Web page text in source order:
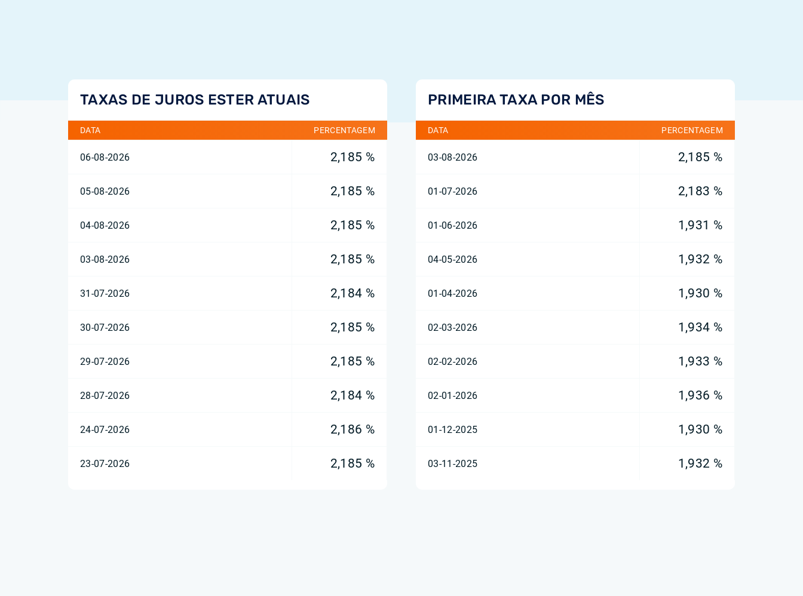
TAXAS DE JUROS ESTER ATUAIS
DATA PERCENTAGEM
06-08-2026 2,185 %
05-08-2026 2,185 %
04-08-2026 2,185 %
03-08-2026 2,185 %
31-07-2026 2,184 %
30-07-2026 2,185 %
29-07-2026 2,185 %
28-07-2026 2,184 %
24-07-2026 2,186 %
23-07-2026 2,185 %
PRIMEIRA TAXA POR MÊS
DATA PERCENTAGEM
03-08-2026 2,185 %
01-07-2026 2,183 %
01-06-2026 1,931 %
04-05-2026 1,932 %
01-04-2026 1,930 %
02-03-2026 1,934 %
02-02-2026 1,933 %
02-01-2026 1,936 %
01-12-2025 1,930 %
03-11-2025 1,932 %